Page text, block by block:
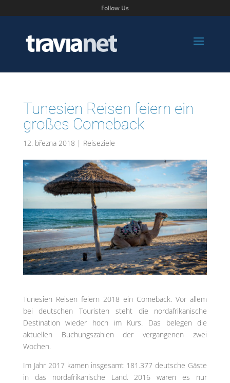
Follow Us
Tunesien Reisen feiern ein
großes Comeback
12. března 2018 | Reiseziele
Tunesien Reisen feiern 2018 ein Comeback. Vor allem
bei deutschen Touristen steht die nordafrikanische
Destination wieder hoch im Kurs. Das belegen die
aktuellen Buchungszahlen der vergangenen zwei
Wochen.
Im Jahr 2017 kamen insgesamt 181.377 deutsche Gäste
in das nordafrikanische Land. 2016 waren es nur